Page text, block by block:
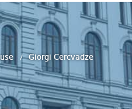
Giorgi Cercvadze